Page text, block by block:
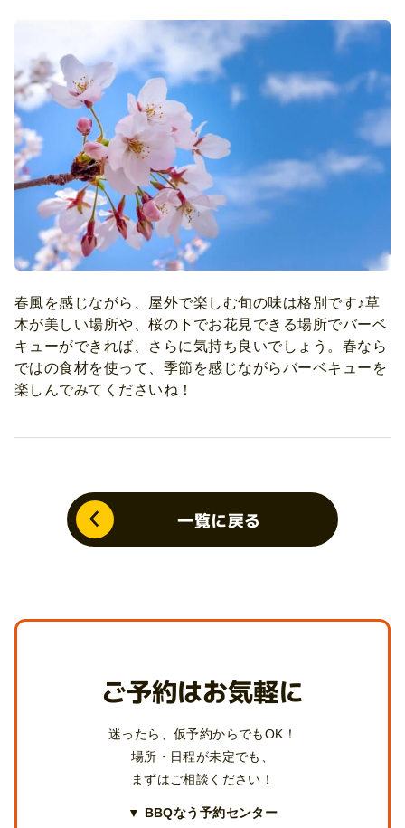
春風を感じながら、屋外で楽しむ旬の味は格別です♪草
木が美しい場所や、桜の下でお花見できる場所でバーベ
キューができれば、さらに気持ち良いでしょう。春なら
ではの食材を使って、季節を感じながらバーベキューを
楽しんでみてくださいね！
一覧に戻る
ご予約はお気軽に
迷ったら、仮予約からでもOK！
場所・日程が未定でも、
まずはご相談ください！
▼ BBQなう予約センター